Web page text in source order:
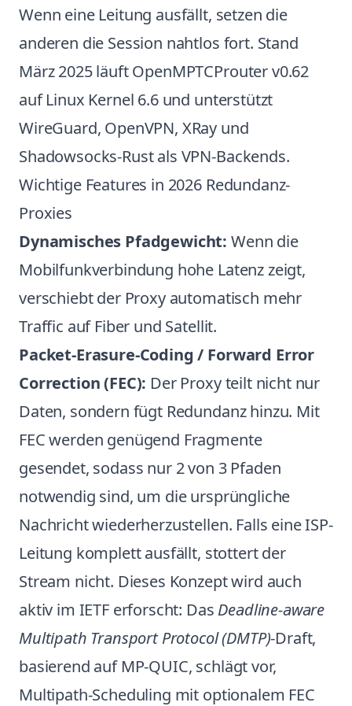
Wenn eine Leitung ausfällt, setzen die
anderen die Session nahtlos fort. Stand
März 2025 läuft OpenMPTCProuter v0.62
auf Linux Kernel 6.6 und unterstützt
WireGuard, OpenVPN, XRay und
Shadowsocks-Rust als VPN-Backends.
Wichtige Features in 2026 Redundanz-
Proxies
Dynamisches Pfadgewicht: Wenn die
Mobilfunkverbindung hohe Latenz zeigt,
verschiebt der Proxy automatisch mehr
Traffic auf Fiber und Satellit.
Packet-Erasure-Coding / Forward Error
Correction (FEC): Der Proxy teilt nicht nur
Daten, sondern fügt Redundanz hinzu. Mit
FEC werden genügend Fragmente
gesendet, sodass nur 2 von 3 Pfaden
notwendig sind, um die ursprüngliche
Nachricht wiederherzustellen. Falls eine ISP-
Leitung komplett ausfällt, stottert der
Stream nicht. Dieses Konzept wird auch
aktiv im IETF erforscht: Das Deadline-aware
Multipath Transport Protocol (DMTP)-Draft,
basierend auf MP-QUIC, schlägt vor,
Multipath-Scheduling mit optionalem FEC